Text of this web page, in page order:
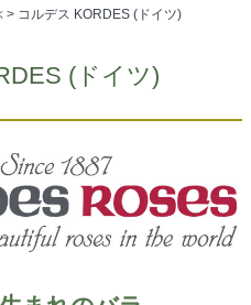
コルデス KORDES (ドイツ)
(ドイツ)